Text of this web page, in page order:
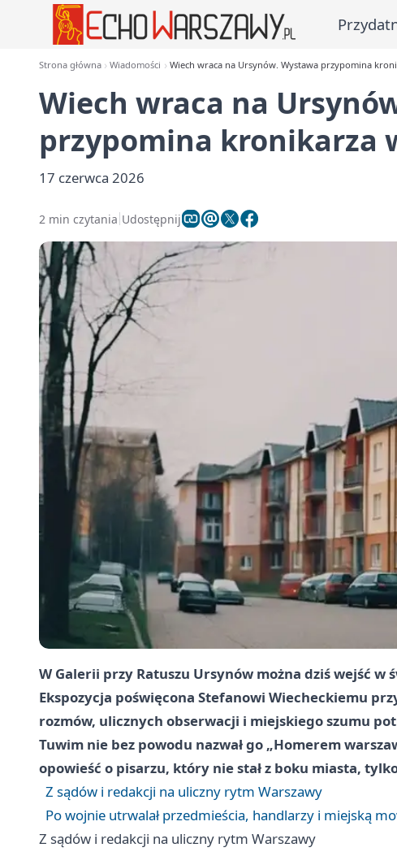
Strona główna Wiadomości Wiech wraca na Ursynów. Wystawa przypomina
Wiech wraca na
przypomina kronikarza
17 czerwca 2026
2 min czytania Udostępnij
W Galerii przy Ratuszu Ursynów można dziś wejść
Ekspozycja poświęcona Stefanowi Wiecheckiemu
rozmów, ulicznych obserwacji i miejskiego szumu
Tuwim nie bez powodu nazwał go „Homerem
opowieść o pisarzu, który nie stał z boku miasta,
Z sądów i redakcji na uliczny rytm Warszawy
Po wojnie utrwalał przedmieścia, handlarzy i miejską
Z sądów i redakcji na uliczny rytm Warszawy